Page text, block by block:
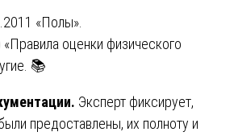
«Полы».
оценки физического
📚
Эксперт фиксирует,
предоставлены, их полноту и